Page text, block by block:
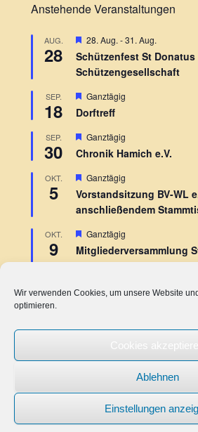
Wir verwenden Cookies, um unsere Website
optimieren.
Cookies
Ablehnen
Einstellungen
Anstehende Veranstaltungen
AUG.
28
H
e
r
v
r
e
o
b
n
28. Aug. -31. Aug.
Schützenfest St Donatus
Schützengesellschaft
SEP.
18
H
r
o
r
e
h
o
b
n
Ganztägig
Dorftreff
SEP.
30
H
r
o
r
e
o
b
e
Ganztägig
Chronik Hamich e.V.
OKT.
5
H
r
v
r
g
e
b
Ganztägig
Vorstandsitzung BV-WL
anschließendem
OKT.
9
H
e
r
r
o
Ganztägig
Mitgliederversammlung
Schützengesellschaft
Kalender anzeigen
St. Donatus Schützengesellschaft
Heisterner Straße 2 e | 52379
Copyright © 2015/2025 byWebdesign